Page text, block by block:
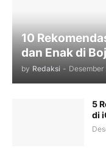
10
dan Enak di
by Redaksi -
5
di